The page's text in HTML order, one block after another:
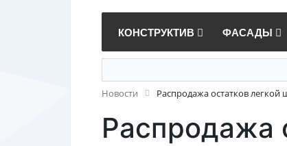
КОНСТРУКТИВ ФАСАДЫ
Новости Распродажа остатков легкой
Распродажа